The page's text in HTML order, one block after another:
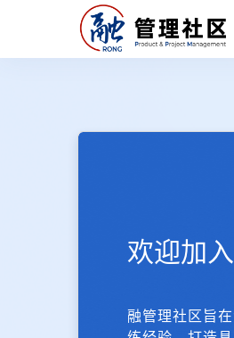
欢迎加
融管理社区旨